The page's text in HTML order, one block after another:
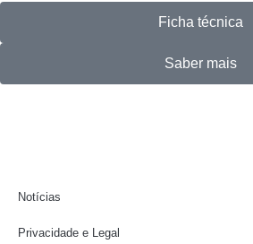
Ficha técnica
Saber mais
Notícias
Privacidade e Legal